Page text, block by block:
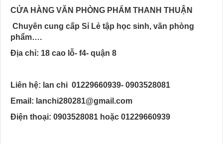
CỬA HÀNG VĂN PHÒNG PHẨM THANH THUẬN
Chuyên cung cấp Sỉ Lẻ tập học sinh, văn phòng
phẩm….
Địa chỉ: 18 cao lỗ- f4- quận 8
Liên hệ: lan chi 01229660939- 0903528081
Email: lanchi280281@gmail.com
Điện thoại: 0903528081 hoặc 01229660939